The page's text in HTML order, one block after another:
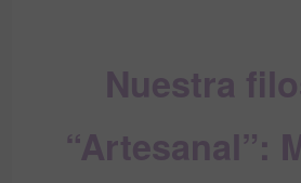
Nuestra
“Artesanal”: